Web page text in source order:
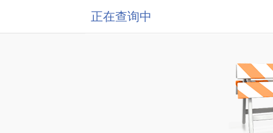
正在查询中